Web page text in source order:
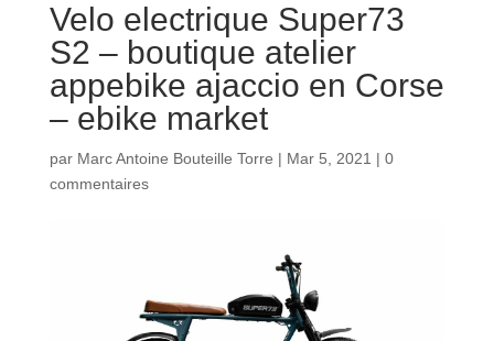
Velo electrique Super73
S2 – boutique atelier
appebike ajaccio en Corse
– ebike market
par Marc Antoine Bouteille Torre | Mar 5, 2021 | 0
commentaires